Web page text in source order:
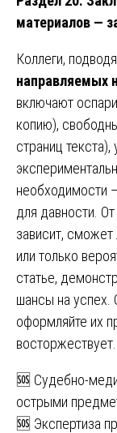
материалов —
Коллеги,
направляемых
включают
копию),
страниц
необходимости
для давности.
зависит, сможет
или только
статье,
шансы на успех.
оформляйте их
Навигация
по
🆘 Судебно-
острыми
🆘 Экспертиза